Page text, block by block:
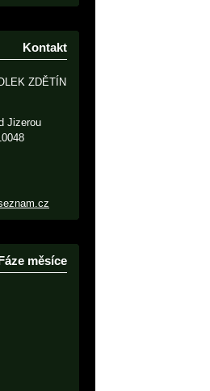
Kontakt
ZDĚTÍN
Jizerou
měsíce